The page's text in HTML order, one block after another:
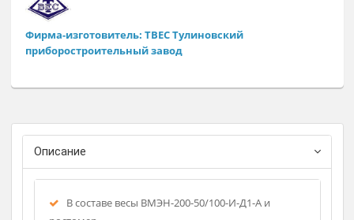
Дискретность, гр - 50/100
НПИ роста, м - 2,2
НмПИ роста, м - 0,1
Цена деления шкалы, мм -1
Регистрационное удостоверение
Фирма-изготовитель: ТВЕС Тулиновский
приборостроительный завод